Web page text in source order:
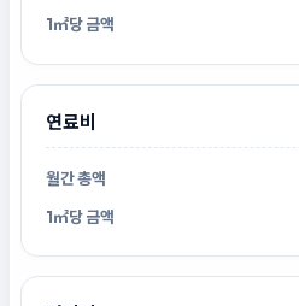
연료비